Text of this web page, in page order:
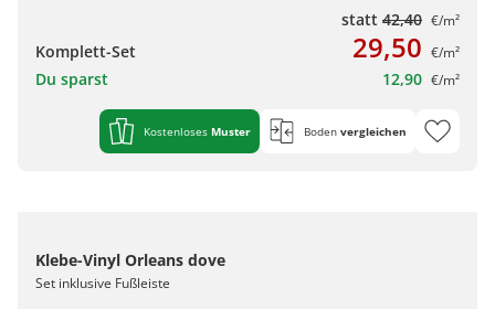
statt 42,40 €/m²
Komplett-Set 29,50 €/m²
Du sparst 12,90 €/m²
Kostenloses Muster Boden vergleichen
Klebe-Vinyl Orleans dove
Set inklusive Fußleiste